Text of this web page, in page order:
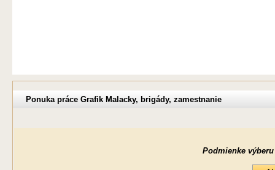
Ponuka práce Grafik Malacky, brigády, zamestnanie
Podmienke výberu